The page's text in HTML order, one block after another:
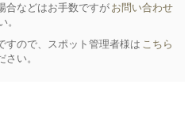
合などはお手数ですが お問い合わせ
。
ので、スポット管理者様は こちら
い。